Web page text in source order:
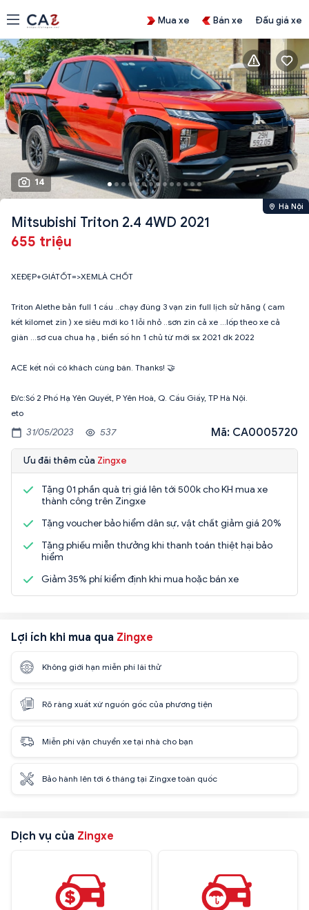
Mua xe Bán xe Đấu giá xe
14
Hà Nội
Mitsubishi Triton 2.4 4WD 2021
655 triệu
XEĐẸP+GIÁTỐT=>XEMLÀ CHỐT
Triton Alethe bản full 1 cầu ..chạy đúng 3 vạn zin full lịch sử hãng ( cam
kết kilomet zin ) xe siêu mới ko 1 lỗi nhỏ ..sơn zin cả xe ...lốp theo xe cả
giàn ...sơ cua chua hạ , biển số hn 1 chủ từ mới sx 2021 dk 2022
ACE kết nối có khách cùng bán. Thanks! 🤝
Đ/c:Số 2 Phố Hạ Yên Quyết, P Yên Hoà, Q. Cầu Giấy, TP Hà Nội.
eto
31/05/2023 537 Mã: CA0005720
Ưu đãi thêm của Zingxe
Tặng 01 phần quà trị giá lên tới 500k cho KH mua xe
thành công trên Zingxe
Tặng voucher bảo hiểm dân sự, vật chất giảm giá 20%
Tặng phiếu miễn thưởng khi thanh toán thiệt hại bảo
hiểm
Giảm 35% phí kiểm định khi mua hoặc bán xe
Lợi ích khi mua qua Zingxe
Không giới hạn miễn phí lái thử
Rõ ràng xuất xứ nguồn gốc của phương tiện
Miễn phí vận chuyển xe tại nhà cho bạn
Bảo hành lên tới 6 tháng tại Zingxe toàn quốc
Dịch vụ của Zingxe